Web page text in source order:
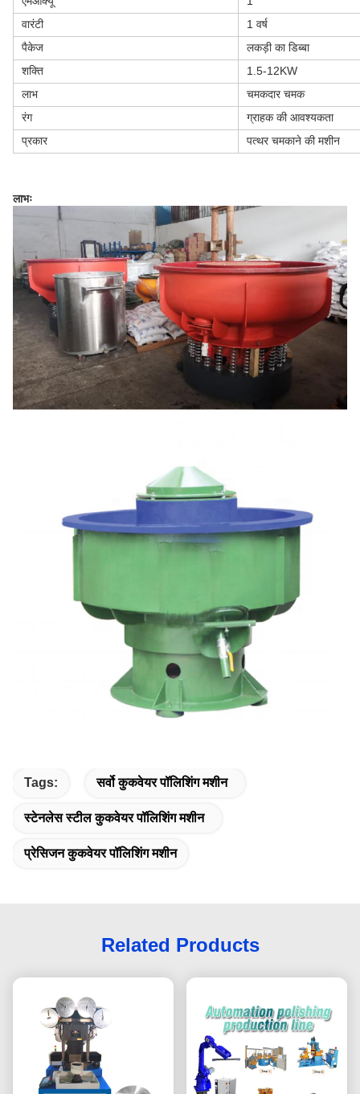
वारंटी
1 वर्ष
पैकेज
लकड़ी का डिब्बा
शक्ति
1.5-12KW
लाभ
चमकदार चमक
रंग
ग्राहक की आवश्यकता
प्रकार
पत्थर चमकाने की मशीन
लाभः
Tags: सर्वो कुकवेयर पॉलिशिंग मशीन
स्टेनलेस स्टील कुकवेयर पॉलिशिंग मशीन
प्रेसिजन कुकवेयर पॉलिशिंग मशीन
Related Products